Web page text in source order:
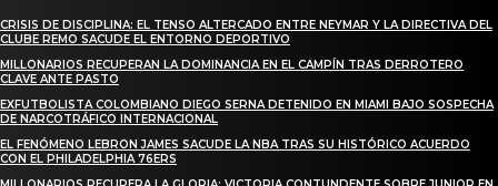
CRISIS DE DISCIPLINA: EL TENSO ALTERCADO ENTRE NEYMAR Y LA DIRECTIVA DEL
CLUBE REMO SACUDE EL ENTORNO DEPORTIVO
MILLONARIOS RECUPERAN LA DOMINANCIA EN EL CAMPÍN TRAS DERROTERO
CLAVE ANTE PASTO
EXFUTBOLISTA COLOMBIANO DIEGO SERNA DETENIDO EN MIAMI BAJO SOSPECHA
DE NARCOTRÁFICO INTERNACIONAL
EL FENÓMENO LEBRON JAMES SACUDE LA NBA TRAS SU HISTÓRICO ACUERDO
CON EL PHILADELPHIA 76ERS